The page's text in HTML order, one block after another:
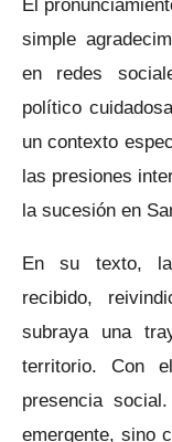
El
simple
en redes
político
un contexto
las presiones
la sucesión en
En su texto, la
recibido,
subraya una
territorio. Con
presencia
emergente, sino